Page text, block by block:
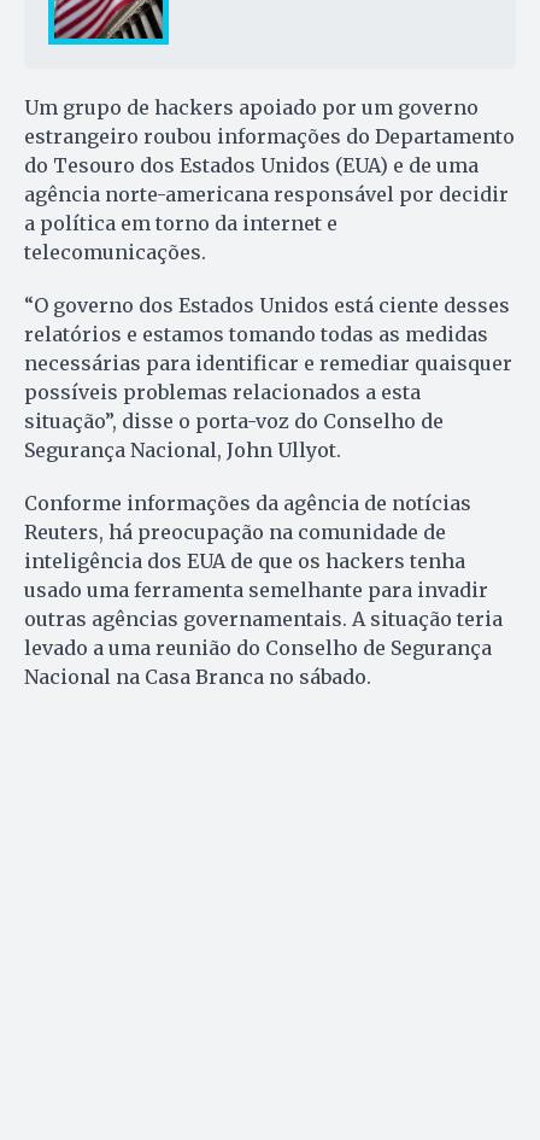
Um grupo de hackers apoiado por um governo
estrangeiro roubou informações do Departamento
do Tesouro dos Estados Unidos (EUA) e de uma
agência norte-americana responsável por decidir
a política em torno da internet e
telecomunicações.
“O governo dos Estados Unidos está ciente desses
relatórios e estamos tomando todas as medidas
necessárias para identificar e remediar quaisquer
possíveis problemas relacionados a esta
situação”, disse o porta-voz do Conselho de
Segurança Nacional, John Ullyot.
Conforme informações da agência de notícias
Reuters, há preocupação na comunidade de
inteligência dos EUA de que os hackers tenha
usado uma ferramenta semelhante para invadir
outras agências governamentais. A situação teria
levado a uma reunião do Conselho de Segurança
Nacional na Casa Branca no sábado.